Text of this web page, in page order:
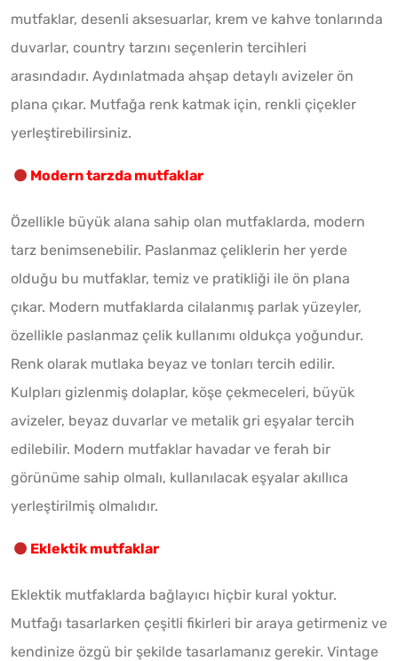
mutfaklar, desenli aksesuarlar, krem ve kahve tonlarında
duvarlar, country tarzını seçenlerin tercihleri
arasındadır. Aydınlatmada ahşap detaylı avizeler ön
plana çıkar. Mutfağa renk katmak için, renkli çiçekler
yerleştirebilirsiniz.
Modern tarzda mutfaklar
Özellikle büyük alana sahip olan mutfaklarda, modern
tarz benimsenebilir. Paslanmaz çeliklerin her yerde
olduğu bu mutfaklar, temiz ve pratikliği ile ön plana
çıkar. Modern mutfaklarda cilalanmış parlak yüzeyler,
özellikle paslanmaz çelik kullanımı oldukça yoğundur.
Renk olarak mutlaka beyaz ve tonları tercih edilir.
Kulpları gizlenmiş dolaplar, köşe çekmeceleri, büyük
avizeler, beyaz duvarlar ve metalik gri eşyalar tercih
edilebilir. Modern mutfaklar havadar ve ferah bir
görünüme sahip olmalı, kullanılacak eşyalar akıllıca
yerleştirilmiş olmalıdır.
Eklektik mutfaklar
Eklektik mutfaklarda bağlayıcı hiçbir kural yoktur.
Mutfağı tasarlarken çeşitli fikirleri bir araya getirmeniz ve
kendinize özgü bir şekilde tasarlamanız gerekir. Vintage